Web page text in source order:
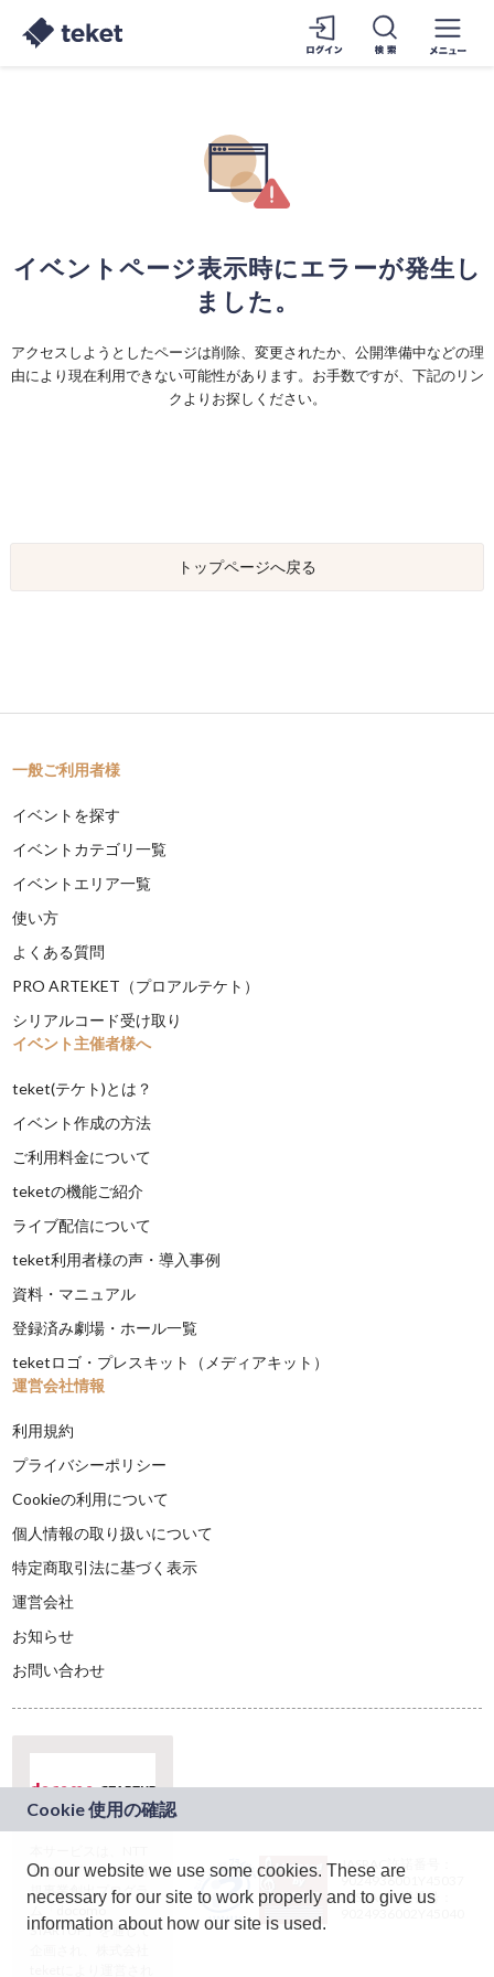
イベントページ表示時にエラーが発生し
ました。
アクセスしようとしたページは削除、変更されたか、公開準備中などの理
由により現在利用できない可能性があります。お手数ですが、下記のリン
クよりお探しください。
トップページへ戻る
一般ご利用者様
イベントを探す
イベントカテゴリ一覧
イベントエリア一覧
使い方
よくある質問
PRO ARTEKET（プロアルテケト）
シリアルコード受け取り
イベント主催者様へ
teket(テケト)とは？
イベント作成の方法
ご利用料金について
teketの機能ご紹介
ライブ配信について
teket利用者様の声・導入事例
資料・マニュアル
登録済み劇場・ホール一覧
teketロゴ・プレスキット（メディアキット）
運営会社情報
利用規約
プライバシーポリシー
Cookieの利用について
個人情報の取り扱いについて
特定商取引法に基づく表示
運営会社
お知らせ
お問い合わせ
ドコモグループの新
規事業創出プログラ
ム「docomo
STARTUP」を通じて
JASRAC許諾番号：
9024936001Y45037
JASRAC許諾番号：
On our website we use some cookies. These are
necessary for our site to work properly and to give us
information about how our site is used.